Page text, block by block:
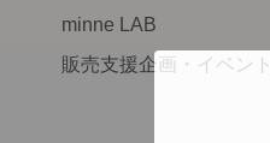
minne LAB
販売支援企画・イベント